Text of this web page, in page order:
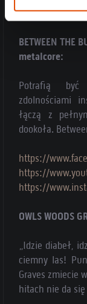
https://
BETWEEN THE
metalcore:
Potrafią być
zdolnościami
łączą z
dookoła.
https://
https://
https://
OWLS WOODS
„Idzie diabeł,
ciemny las!
Graves zmiecie
hitach nie da